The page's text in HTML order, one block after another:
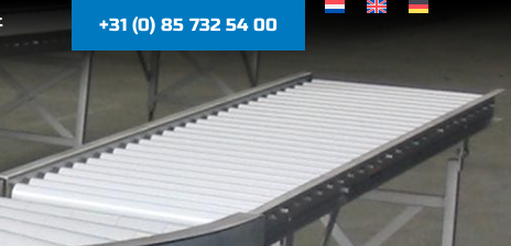
+31 (0) 85 732 54 00